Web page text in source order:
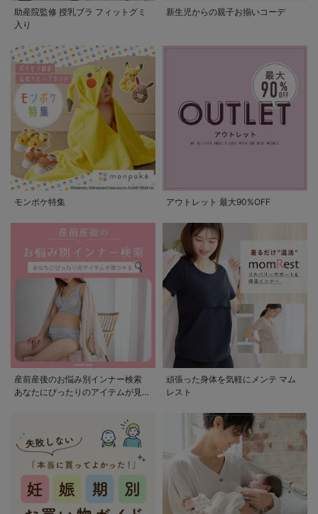
助産院監修 授乳ブラ フィットグミ
入り
新生児からの親子お揃いコーデ
モンポケ特集 アウトレット 最大90%OFF
産前産後のお悩み別インナー検索
あなたにぴったりのアイテムが見つ
頑張った身体を気軽にメンテ マム
レスト